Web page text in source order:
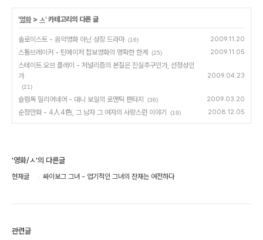
'영화> ㅅ' 카테고리의 다른 글
솔로이스트 - 음악영화 아닌 성장 드라마 (16) 2009.11.20
스톰브레이커 - 틴에이저 첩보영화의 명확한 한계 (25) 2009.11.05
스테이트 오브 플레이 - 저널리즘의 본질은 진실추구인가, 선정성인
가
(21)
2009.04.23
슬럼독 밀리어네어 - 대니 보일의 로맨틱 판타지 (36) 2009.03.20
순정만화 - 4人4色, 그 남자 그 여자의 사랑스런 이야기 (19) 2008.12.05
'영화/ㅅ'의 다른글
현재글 싸이보그 그녀 - 엽기적인 그녀의 잔재는 여전하다
관련글